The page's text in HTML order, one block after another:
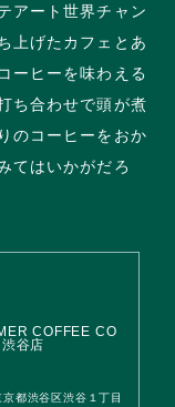
アート世界チャン
上げたカフェとあ
ーヒーを味わえる
ち合わせで頭が煮
のコーヒーをおか
てはいかがだろ
COFFEE CO
谷店
都渋谷区渋谷１丁目